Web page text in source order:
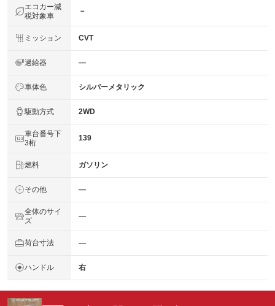
エコカー減
税対象車
－
ミッション CVT
過給器 ―
車体色 シルバーメタリック
駆動方式 2WD
車台番号下
3桁
139
燃料 ガソリン
その他 ―
全体のサイ
ズ
―
荷台寸法 ―
ハンドル 右